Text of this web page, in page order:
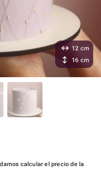
calcular el precio de la
12 cm
16 cm